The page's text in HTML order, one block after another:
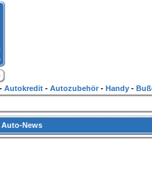
News
- Autokredit - Autozubehör - Handy -